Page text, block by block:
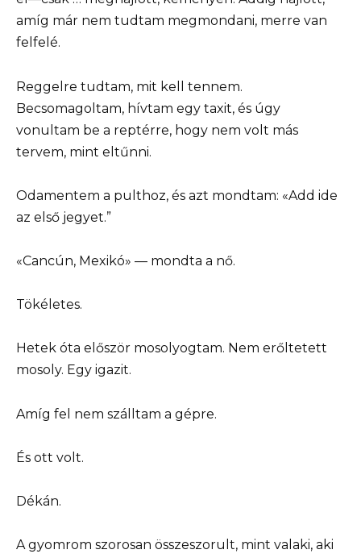
amíg már nem tudtam megmondani, merre van
felfelé.
Reggelre tudtam, mit kell tennem.
Becsomagoltam, hívtam egy taxit, és úgy
vonultam be a reptérre, hogy nem volt más
tervem, mint eltűnni.
Odamentem a pulthoz, és azt mondtam: «Add ide
az első jegyet.”
«Cancún, Mexikó» — mondta a nő.
Tökéletes.
Hetek óta először mosolyogtam. Nem erőltetett
mosoly. Egy igazit.
Amíg fel nem szálltam a gépre.
És ott volt.
Dékán.
A gyomrom szorosan összeszorult, mint valaki, aki